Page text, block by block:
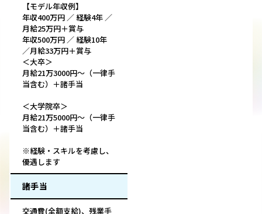
【モデル年収例】
年収400万円 ／ 経験4年 ／
月給25万円＋賞与
年収500万円 ／ 経験10年
／月給33万円＋賞与
＜大卒＞
月給21万3000円～（一律手
当含む）＋諸手当
＜大学院卒＞
月給21万5000円～（一律手
当含む）＋諸手当
※経験・スキルを考慮し、
優遇します
諸手当
交通費(全額支給)、残業手